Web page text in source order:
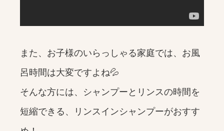
また、お子様のいらっしゃる家庭では、お風
呂時間は大変ですよね💦
そんな方には、シャンプーとリンスの時間を
短縮できる、リンスインシャンプーがおすす